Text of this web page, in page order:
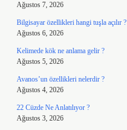
Ağustos 7, 2026
Bilgisayar özellikleri hangi tuşla açılır ?
Ağustos 6, 2026
Kelimede kök ne anlama gelir ?
Ağustos 5, 2026
Avanos’un özellikleri nelerdir ?
Ağustos 4, 2026
22 Cüzde Ne Anlatılıyor ?
Ağustos 3, 2026